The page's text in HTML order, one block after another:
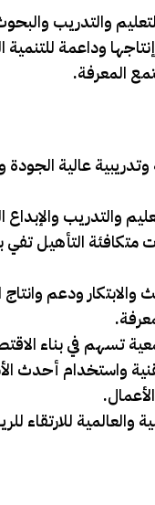
والتدريب
وداعمة
المعرفة.
وتدريبية عالية
والتدريب والإبداع
متكافئة التأهيل
والابتكار ودعم وانتاج
تسهم في بناء
واستخدام أحدث
للارتقاء